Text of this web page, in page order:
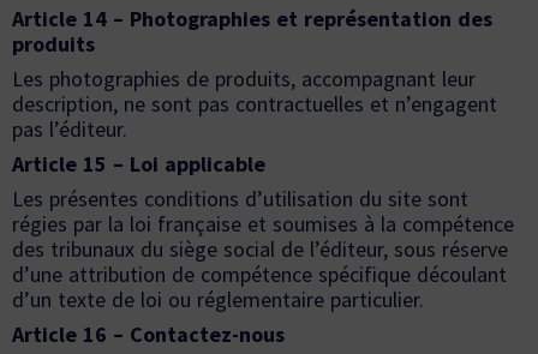
Article 14 – Photographies et représentation des
produits
Les photographies de produits, accompagnant leur
description, ne sont pas contractuelles et n’engagent
pas l’éditeur.
Article 15 – Loi applicable
Les présentes conditions d’utilisation du site sont
régies par la loi française et soumises à la compétence
des tribunaux du siège social de l’éditeur, sous réserve
d’une attribution de compétence spécifique découlant
d’un texte de loi ou réglementaire particulier.
Article 16 – Contactez-nous